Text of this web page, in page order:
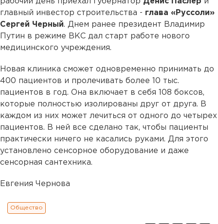
главный инвестор строительства - глава «Руссоли»
Сергей Черный. Днем ранее президент Владимир
Путин в режиме ВКС дал старт работе нового
медицинского учреждения.
Новая клиника сможет одновременно принимать до
400 пациентов и пролечивать более 10 тыс.
пациентов в год. Она включает в себя 108 боксов,
которые полностью изолированы друг от друга. В
каждом из них может лечиться от одного до четырех
пациентов. В ней все сделано так, чтобы пациенты
практически ничего не касались руками. Для этого
установлено сенсорное оборудование и даже
сенсорная сантехника.
Евгения Чернова
Общество